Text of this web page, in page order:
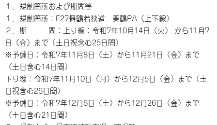
１．規制箇所および期間等
１．規制箇所：E27舞鶴若狭道 舞鶴PA（上下線）
２．期 間：上り線：令和7年10月14日（火） から11月7
日（金）まで（土日祝含む25日間）
※予備日：令和7年11月8日（土）から11月21日（金）まで
（土日含む14日間）
下り線：令和7年11月10日（月）から12月5日（金）まで（土
日祝含む26日間）
※予備日：令和7年12月6日（土）から12月26日（金）まで
（土日含む21日間）